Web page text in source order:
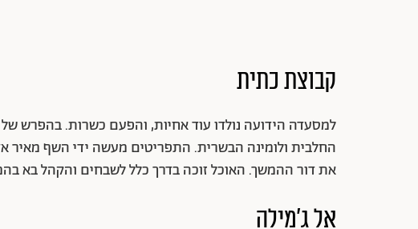
קבוצת כתית
למסעדה הידועה נולדו עוד אחיות, והפעם כשרות. בהפרש של
החלבית ולומינה הבשרית. התפריטים מעשה ידי השף מאיר
את דור ההמשך. האוכל זוכה בדרך כלל לשבחים והקהל בא
אל ג׳מילה